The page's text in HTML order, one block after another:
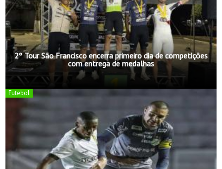
2º Tour São Francisco encerra primeiro dia de competições
com entrega de medalhas
Futebol